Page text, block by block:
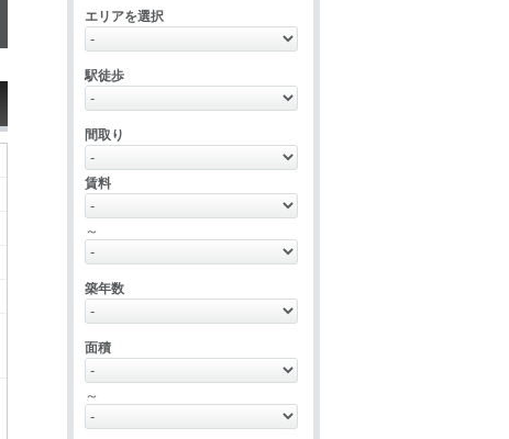
エリアを選択
駅徒歩
間取り
賃料
～
築年数
面積
～